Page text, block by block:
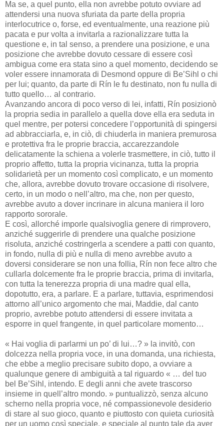
Ma se, a quel punto, ella non avrebbe potuto ovviare ad
attendersi una nuova sfuriata da parte della propria
interlocutrice o, forse, ed eventualmente, una reazione più
pacata e pur volta a invitarla a razionalizzare tutta la
questione e, in tal senso, a prendere una posizione, e una
posizione che avrebbe dovuto cessare di essere così
ambigua come era stata sino a quel momento, decidendo se
voler essere innamorata di Desmond oppure di Be’Sihl o chi
per lui; quanto, da parte di Rín le fu destinato, non fu nulla di
tutto quello… al contrario.
Avanzando ancora di poco verso di lei, infatti, Rín posizionò
la propria sedia in parallelo a quella dove ella era seduta in
quel mentre, per potersi concedere l’opportunità di spingersi
ad abbracciarla, e, in ciò, di chiuderla in maniera premurosa
e protettiva fra le proprie braccia, accarezzandole
delicatamente la schiena a volerle trasmettere, in ciò, tutto il
proprio affetto, tutta la propria vicinanza, tutta la propria
solidarietà per un momento così complicato, e un momento
che, allora, avrebbe dovuto trovare occasione di risolvere,
certo, in un modo o nell’altro, ma che, non per questo,
avrebbe avuto a dover incrinare in alcuna maniera il loro
rapporto sororale.
E così, allorché imporle qualsivoglia genere di rimprovero,
anziché suggerirle di prendere una qualche posizione
risoluta, anziché costringerla a scendere a patti con quanto,
in fondo, nulla di più e nulla di meno avrebbe avuto a
doversi considerare se non una follia, Rín non fece altro che
cullarla dolcemente fra le proprie braccia, prima di invitarla,
con tutta la tenerezza propria di una madre qual ella,
dopotutto, era, a parlare. E a parlare, tuttavia, esprimendosi
attorno all’unico argomento che mai, Maddie, dal canto
proprio, avrebbe potuto attendersi di essere invitata a
esporre in quel frangente, in quel particolare momento…
« Hai voglia di parlarmi un po’ di lui…? » la invitò, con
dolcezza nella propria voce, in una domanda, una richiesta,
che ebbe a meglio precisare subito dopo, a ovviare a
qualunque genere di ambiguità a tal riguardo « … del tuo
bel Be’Sihl, intendo. E degli anni che avete trascorso
insieme in quell’altro mondo. » puntualizzò, senza alcuno
scherno nella propria voce, né compassionevole desiderio
di stare al suo gioco, quanto e piuttosto con quieta curiosità
per un uomo così speciale, e speciale al punto tale da aver